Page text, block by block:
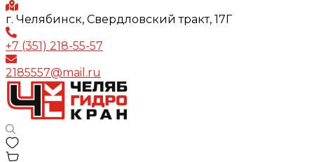
г. Челябинск, Свердловский тракт, 17Г
+7 (351) 218-55-57
2185557@mail.ru